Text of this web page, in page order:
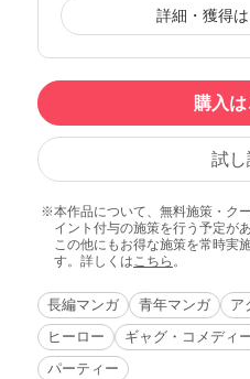
詳細・獲得
購入
試し
本作品について、無料施策・ク
イント付与の施策を行う予定があ
この他にもお得な施策を常時実
す。詳しくはこちら 。
長編マンガ 青年マンガ ア
ヒーロー
ギャグ・コメディ
パーティー